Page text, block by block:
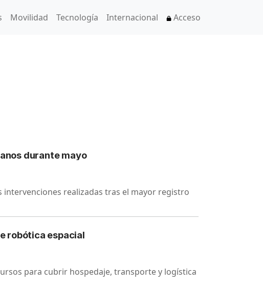
Movilidad Tecnología Internacional Acceso
durante mayo
realizadas tras el mayor registro
robótica espacial
para cubrir hospedaje, transporte y logística